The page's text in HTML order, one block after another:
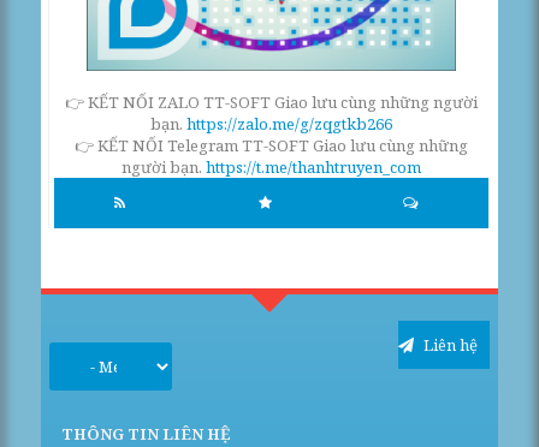
👉 KẾT NỐI ZALO TT-SOFT Giao lưu cùng những người
bạn. https://zalo.me/g/zqgtkb266
👉 KẾT NỐI Telegram TT-SOFT Giao lưu cùng những
người bạn. https://t.me/thanhtruyen_com
Liên hệ
THÔNG TIN LIÊN HỆ